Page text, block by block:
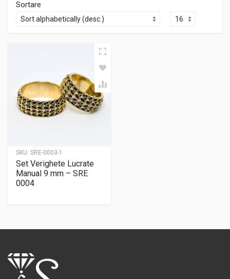
Sortare
SKU: SRE-0003-1
Set Verighete Lucrate
Manual 9 mm – SRE
0004